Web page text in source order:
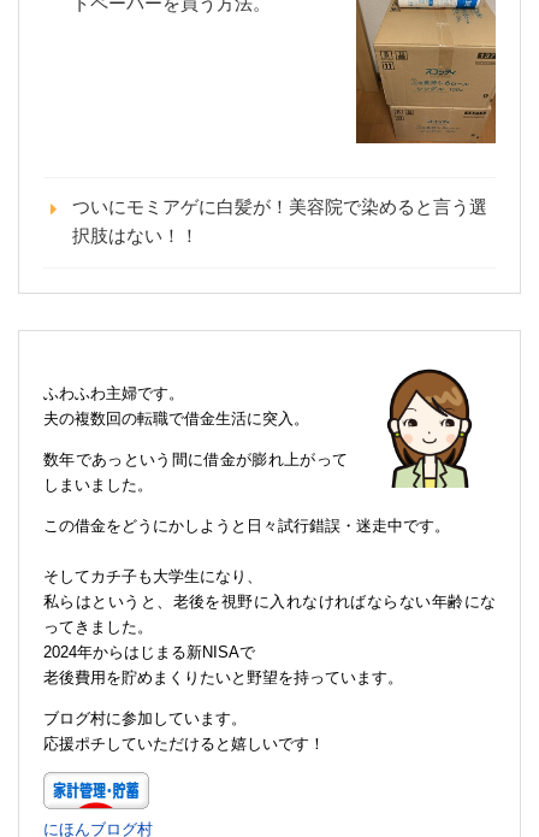
ついにモミアゲに白髪が！美容院で染めると言う選
択肢はない！！
ふわふわ主婦です。
夫の複数回の転職で借金生活に突入。
数年であっという間に借金が膨れ上がって
しまいました。
この借金をどうにかしようと日々試行錯誤・迷走中です。
そしてカチ子も大学生になり、
私らはというと、老後を視野に入れなければならない年齢にな
ってきました。
2024年からはじまる新NISAで
老後費用を貯めまくりたいと野望を持っています。
ブログ村に参加しています。
応援ポチしていただけると嬉しいです！
にほんブログ村